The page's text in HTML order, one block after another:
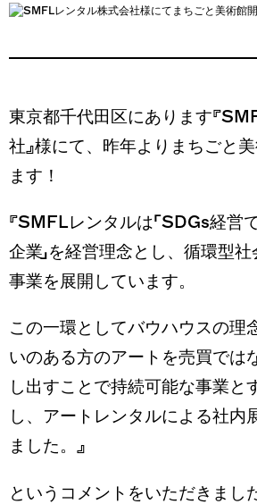
東京都千代田区にあります『
社』様にて、昨年よりまちごと
ます！
『SMFLレンタルは「SDGs経営
企業」を経営理念とし、循環型
事業を展開しています。
この一環としてバウハウスの理
いのある方のアートを売買では
し出すことで持続可能な事業と
し、アートレンタルによる社内
ました。』
というコメントをいただきまし